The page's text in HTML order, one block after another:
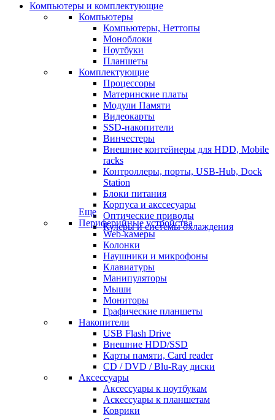
Компьютеры и комплектующие
Компьютеры
Компьютеры, Неттопы
Моноблоки
Ноутбуки
Планшеты
Комплектующие
Процессоры
Материнские платы
Модули Памяти
Видеокарты
SSD-накопители
Винчестеры
Внешние контейнеры для HDD, Mobile
racks
Контроллеры, порты, USB-Hub, Dock
Station
Блоки питания
Корпуса и акссесуары
Оптические приводы
Кулеры и системы охлаждения
Еще
Периферийные устройства
Web-камеры
Колонки
Наушники и микрофоны
Клавиатуры
Манипуляторы
Мыши
Мониторы
Графические планшеты
Накопители
USB Flash Drive
Внешние HDD/SSD
Карты памяти, Card reader
CD / DVD / Blu-Ray диски
Аксессуары
Аксессуары к ноутбукам
Аскессуары к планшетам
Коврики